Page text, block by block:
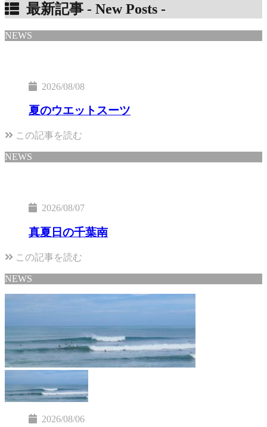
最新記事 - New Posts -
NEWS
2026/08/08
夏のウエットスーツ
この記事を読む
NEWS
2026/08/07
真夏日の千葉南
この記事を読む
NEWS
2026/08/06